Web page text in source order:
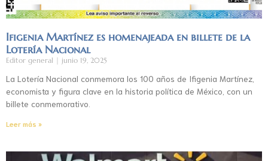
Ifigenia Martínez es homenajeada en billete de la
Lotería Nacional
Editor general junio 19, 2025
La Lotería Nacional conmemora los 100 años de Ifigenia Martínez,
economista y figura clave en la historia política de México, con un
billete conmemorativo.
Leer más »